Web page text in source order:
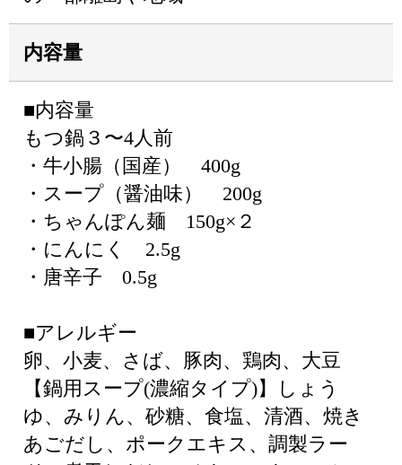
内容量
■内容量
もつ鍋３〜4人前
・牛小腸（国産） 400g
・スープ（醤油味） 200g
・ちゃんぽん麺 150g×２
・にんにく 2.5g
・唐辛子 0.5g
■アレルギー
卵、小麦、さば、豚肉、鶏肉、大豆
【鍋用スープ(濃縮タイプ)】しょう
ゆ、みりん、砂糖、食塩、清酒、焼き
あごだし、ポークエキス、調製ラー